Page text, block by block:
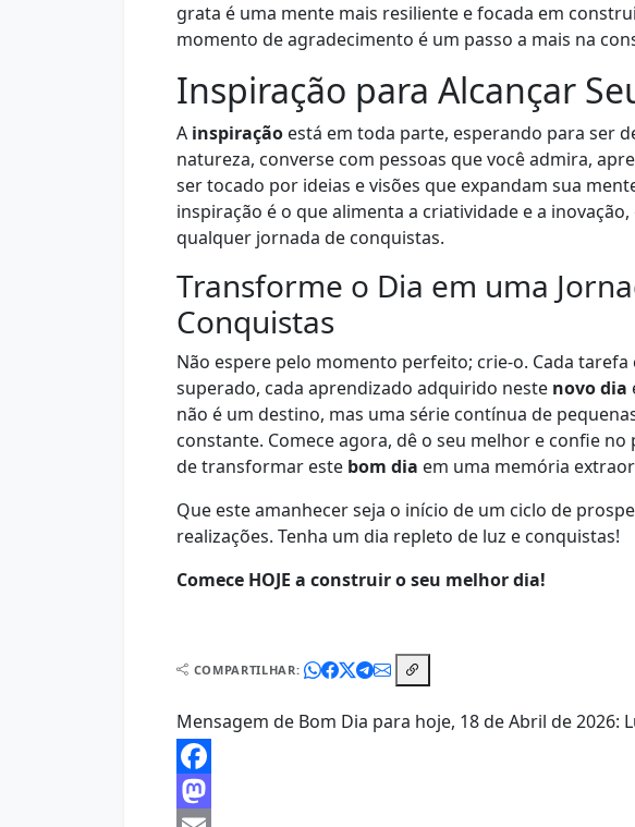
grata é uma mente mais resiliente e focada em
momento de agradecimento é um passo a mais na
Inspiração para Alcançar
A inspiração está em toda parte, esperando para ser
natureza, converse com pessoas que você admira,
ser tocado por ideias e visões que expandam sua
inspiração é o que alimenta a criatividade e a
qualquer jornada de conquistas.
Transforme o Dia em uma
Conquistas
Não espere pelo momento perfeito; crie-o. Cada
superado, cada aprendizado adquirido neste novo dia
não é um destino, mas uma série contínua de
constante. Comece agora, dê o seu melhor e confie
de transformar este bom dia em uma memória
Que este amanhecer seja o início de um ciclo de
realizações. Tenha um dia repleto de luz e conquistas!
Comece HOJE a construir o seu melhor dia!
COMPARTILHAR:
Mensagem de Bom Dia para hoje, 18 de Abril de 2026:
Facebook